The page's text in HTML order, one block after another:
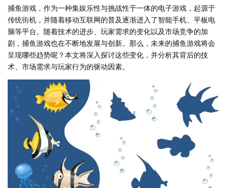
捕鱼游戏，作为一种集娱乐性与挑战性于一体的电子游戏，起源于
传统街机，并随着移动互联网的普及逐渐进入了智能手机、平板电
脑等平台。随着技术的进步、玩家需求的变化以及市场竞争的加
剧，捕鱼游戏也在不断地发展与创新。那么，未来的捕鱼游戏将会
呈现哪些趋势呢？本文将深入探讨这些变化，并分析其背后的技
术、市场需求与玩家行为的驱动因素。